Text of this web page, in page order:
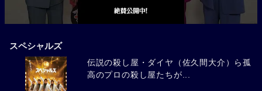
スペシャルズ
伝説の殺し屋・ダイヤ（佐久間大介）ら孤
高のプロの殺し屋たちが...